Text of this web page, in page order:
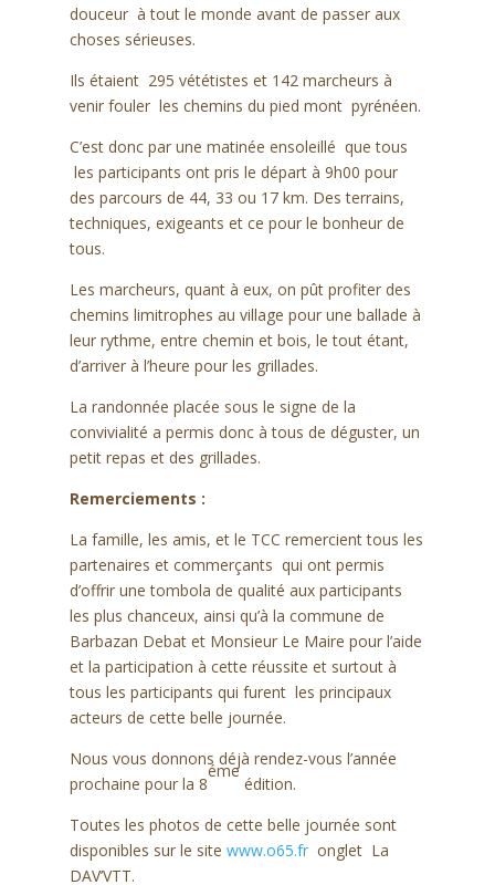
douceur à tout le monde avant de passer aux
choses sérieuses.
Ils étaient 295 vététistes et 142 marcheurs à
venir fouler les chemins du pied mont pyrénéen.
C’est donc par une matinée ensoleillé que tous
les participants ont pris le départ à 9h00 pour
des parcours de 44, 33 ou 17 km. Des terrains,
techniques, exigeants et ce pour le bonheur de
tous.
Les marcheurs, quant à eux, on pût profiter des
chemins limitrophes au village pour une ballade à
leur rythme, entre chemin et bois, le tout étant,
d’arriver à l’heure pour les grillades.
La randonnée placée sous le signe de la
convivialité a permis donc à tous de déguster, un
petit repas et des grillades.
Remerciements :
La famille, les amis, et le TCC remercient tous les
partenaires et commerçants qui ont permis
d’offrir une tombola de qualité aux participants
les plus chanceux, ainsi qu’à la commune de
Barbazan Debat et Monsieur Le Maire pour l’aide
et la participation à cette réussite et surtout à
tous les participants qui furent les principaux
acteurs de cette belle journée.
Nous vous donnons déjà rendez-vous l’année
prochaine pour la 8
éme
édition.
Toutes les photos de cette belle journée sont
disponibles sur le site www.o65.fronglet La
DAV’VTT.